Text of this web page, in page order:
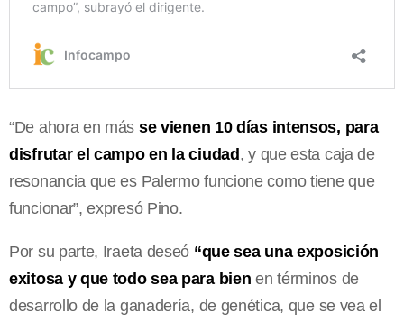
“De ahora en más se vienen 10 días intensos, para
disfrutar el campo en la ciudad, y que esta caja de
resonancia que es Palermo funcione como tiene que
funcionar”, expresó Pino.
Por su parte, Iraeta deseó “que sea una exposición
exitosa y que todo sea para bien en términos de
desarrollo de la ganadería, de genética, que se vea el